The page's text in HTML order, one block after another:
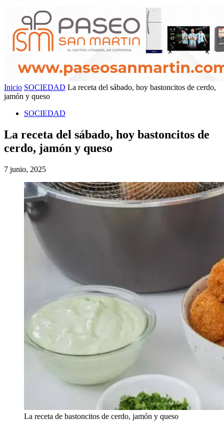
Inicio SOCIEDAD La receta del sábado, hoy bastoncitos de cerdo,
jamón y queso
SOCIEDAD
La receta del sábado, hoy bastoncitos de
cerdo, jamón y queso
7 junio, 2025
La receta de bastoncitos de cerdo, jamón y queso